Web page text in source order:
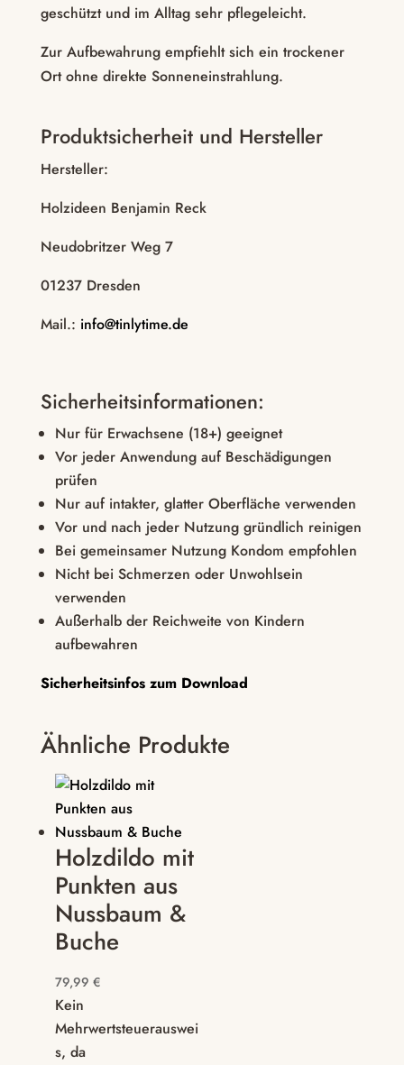
geschützt und im Alltag sehr pflegeleicht.
Zur Aufbewahrung empfiehlt sich ein trockener
Ort ohne direkte Sonneneinstrahlung.
Produktsicherheit und Hersteller
Hersteller:
Holzideen Benjamin Reck
Neudobritzer Weg 7
01237 Dresden
Mail.: info@tinlytime.de
Sicherheitsinformationen:
Nur für Erwachsene (18+) geeignet
Vor jeder Anwendung auf Beschädigungen
prüfen
Nur auf intakter, glatter Oberfläche verwenden
Vor und nach jeder Nutzung gründlich reinigen
Bei gemeinsamer Nutzung Kondom empfohlen
Nicht bei Schmerzen oder Unwohlsein
verwenden
Außerhalb der Reichweite von Kindern
aufbewahren
Sicherheitsinfos zum Download
Ähnliche Produkte
Holzdildo mit
Punkten aus
Nussbaum &
Buche
79,99 €
Kein
Mehrwertsteuerauswei
s, da